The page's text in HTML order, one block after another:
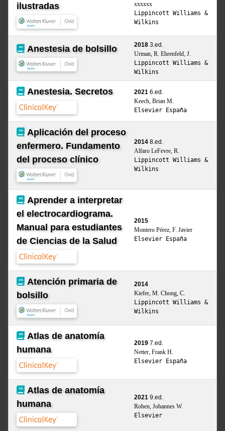
ilustradas
xxxxxx
Lippincott Williams &
Wilkins
Anestesia de bolsillo 2018 3.ed.
Urman, R. Ehrenfeld, J.
Lippincott Williams &
Wilkins
Anestesia. Secretos 2021 6.ed.
Keech, Brian M.
Elsevier España
Aplicación del proceso
enfermero. Fundamento
del proceso clínico
2014 8.ed.
Alfaro LeFevre, R.
Lippincott Williams &
Wilkins
Aprender a interpretar
el electrocardiograma.
Manual para estudiantes
de Ciencias de la Salud
2015
Montero Pérez, F. Javier
Elsevier España
Atención primaria de
bolsillo
2014
Kiefer, M. Chong, C.
Lippincott Williams &
Wilkins
Atlas de anatomía
humana
2019 7.ed.
Netter, Frank H.
Elsevier España
Atlas de anatomía
humana
2021 9.ed.
Rohen, Johannes W.
Elsevier